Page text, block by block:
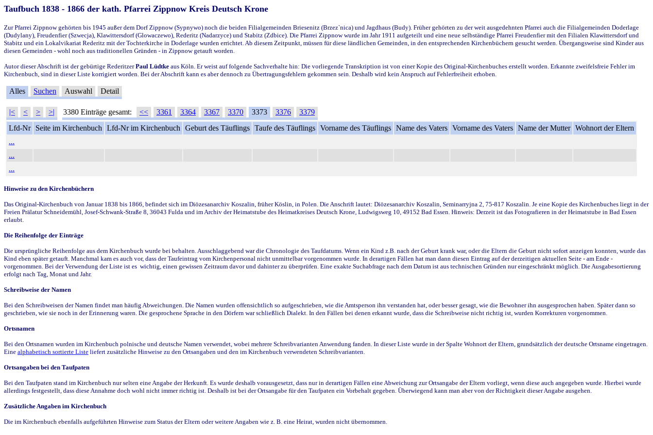
Taufbuch 1838 - 1866 der kath. Pfarrei Zippnow Kreis Deutsch Krone
Zur Pfarrei Zippnow gehörten bis 1945 außer dem Dorf Zippnow (Sypnywo) noch die beiden Filialgemeinden Briesenitz (Brzez`nica) und Jagdhaus (Budy). Früher gehörten zu der weit ausgedehnten Pfarrei auch die Filialgemeinden Doderlage
(Dudylany), Freudenfier (Szwecja), Klawittersdorf (Glowaczewo), Rederitz (Nadarzyce) und Stabitz (Zdbice). Die Pfarrei Zippnow wurde im Jahr 1911 aufgeteilt und eine neue selbständige Pfarrei Freudenfier mit den Filialen Klawittersdorf und
Stabitz und ein Lokalvikariat Rederitz mit der Tochterkirche in Doderlage wurden errichtet. Ab diesem Zeitpunkt, müssen für diese ländlichen Gemeinden, in den entsprechenden Kirchenbüchern gesucht werden. Übergangsweise sind Kinder aus
diesen Gemeinden - wohl noch aus traditionellen Gründen - in Zippnow getauft worden.
Autor dieser Abschrift ist der gebürtige RederitzerPaul Lüdtke aus Köln. Er weist auf folgende Sachverhalte hin: Die vorliegende Transkription ist von einer Kopie des Original-Kirchenbuches erstellt worden. Erkannte zweifelsfreie Fehler im
Kirchenbuch, sind in dieser Liste korrigiert worden. Bei der Abschrift kann es aber dennoch zu Übertragungsfehlern gekommen sein. Deshalb wird kein Anspruch auf Fehlerfreiheit erhoben.
Alles Suchen Auswahl Detail
|< < > >| 3380 Einträge gesamt: << 3361 3364 3367 3370 3373 3376
3379
Lfd-Nr
Seite im Kirchenbuch Lfd-Nr im Kirchenbuch Geburt des Täuflings Taufe des Täuflings Vorname des Täuflings Name des Vaters Vorname des Vaters Name der Mutter Wohnort der Eltern
...
...
...
Hinweise zu den Kirchenbüchern
Das Original-Kirchenbuch von Januar 1838 bis 1866, befindet sich im Diözesanarchiv Koszalin, früher Köslin, in Polen. Die Anschrift lautet: Diözesanarchiv Koszalin, Seminarryjna 2, 75-817 Koszalin. Je eine Kopie des Kirchenbuches liegt in der
Freien Prälatur Schneidemühl, Josef-Schwank-Straße 8, 36043 Fulda und im Archiv der Heimatstube des Heimatkreises Deutsch Krone, Ludwigsweg 10, 49152 Bad Essen. Hinweis: Derzeit ist das Fotografieren in der Heimatstube in Bad Essen
erlaubt.
Die Reihenfolge der Einträge
Die ursprüngliche Reihenfolge aus dem Kirchenbuch wurde bei behalten. Ausschlaggebend war die Chronologie des Taufdatums. Wenn ein Kind z.B. nach der Geburt krank war, oder die Eltern die Geburt nicht sofort anzeigen konnten, wurde das
Kind eben später getauft. Manchmal kam es auch vor, dass der Taufeintrag vom Kirchenpersonal nicht unmittelbar vorgenommen wurde. In derartigen Fällen hat man dann diesen Eintrag auf der derzeitigen aktuellen Seite - am Ende -
vorgenommen. Bei der Verwendung der Liste ist es wichtig, einen gewissen Zeitraum davor und dahinter zu überprüfen. Eine exakte Suchabfrage nach dem Datum ist aus technischen Gründen nur eingeschränkt möglich. Die Ausgabesortierung
erfolgt nach Tag, Monat und Jahr.
Schreibweise der Namen
Bei den Schreibweisen der Namen findet man häufig Abweichungen. Die Namen wurden offensichtlich so aufgeschrieben, wie die Amtsperson ihn verstanden hat, oder besser gesagt, wie die Bewohner ihn ausgesprochen haben. Später dann so
geschrieben, wie sie noch in der Erinnerung waren. Die gesprochene Sprache in den Dörfern war schließlich Dialekt. In den Fällen bei denen erkannt wurde, dass die Schreibweise nicht richtig ist, wurden Korrekturen vorgenommen.
Ortsnamen
Bei den Ortsnamen wurden im Kirchenbuch polnische und deutsche Namen verwendet, wobei mehrere Schreibvarianten Anwendung fanden. In dieser Liste wurde in der Spalte Wohnort der Eltern, grundsätzlich der deutsche Ortsname eingetragen.
Eine alphabetisch sortierte Liste liefert zusätzliche Hinweise zu den Ortsangaben und den im Kirchenbuch verwendeten Schreibvarianten.
Ortsangaben bei den Taufpaten
Bei den Taufpaten stand im Kirchenbuch nur selten eine Angabe der Herkunft. Es wurde deshalb vorausgesetzt, dass nur in derartigen Fällen eine Abweichung zur Ortsangabe der Eltern vorliegt, wenn diese auch angegeben wurde. Hierbei wurde
allerdings festgestellt, dass diese Annahme doch wohl nicht immer richtig ist. Deshalb ist bei der Ortsangabe für den Taufpaten ein Vorbehalt gegeben. Überwiegend kann man aber von der Richtigkeit dieser Angabe ausgehen.
Zusätzliche Angaben im Kirchenbuch
Die im Kirchenbuch ebenfalls aufgeführten Hinweise zum Status der Eltern oder weitere Angaben wie z. B. eine Heirat, wurden nicht übernommen.